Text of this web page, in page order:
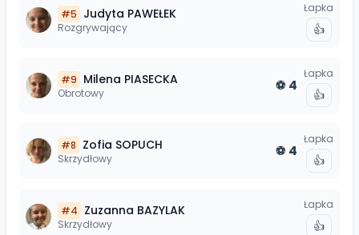
#5 Judyta PAWEŁEK
Rozgrywający
Łapka
👍
#9 Milena PIASECKA
Obrotowy ⚽ 4
Łapka
👍
#8 Zofia SOPUCH
Skrzydłowy ⚽ 4
Łapka
👍
#4 Zuzanna BAZYLAK
Skrzydłowy
Łapka
👍